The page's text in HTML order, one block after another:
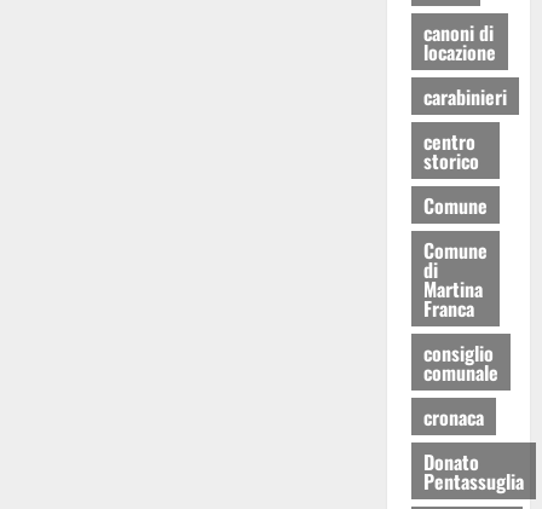
canoni di
locazione
carabinieri
centro
storico
Comune
Comune
di
Martina
Franca
consiglio
comunale
cronaca
Donato
Pentassuglia